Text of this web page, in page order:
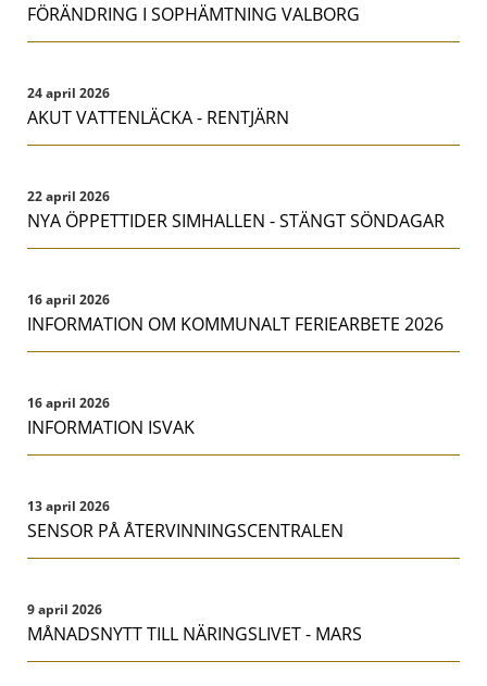
FÖRÄNDRING I SOPHÄMTNING VALBORG
24 april 2026
AKUT VATTENLÄCKA - RENTJÄRN
22 april 2026
NYA ÖPPETTIDER SIMHALLEN - STÄNGT SÖNDAGAR
16 april 2026
INFORMATION OM KOMMUNALT FERIEARBETE 2026
16 april 2026
INFORMATION ISVAK
13 april 2026
SENSOR PÅ ÅTERVINNINGSCENTRALEN
9 april 2026
MÅNADSNYTT TILL NÄRINGSLIVET - MARS